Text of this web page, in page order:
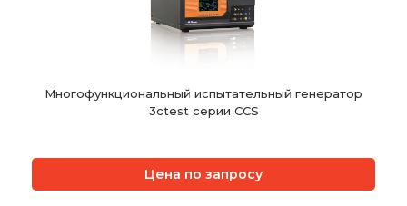
Многофункциональный испытательный генератор
3ctest серии CCS
Цена по запросу